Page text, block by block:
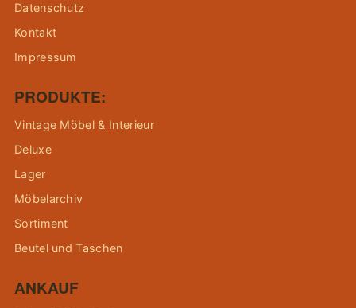
Datenschutz
Kontakt
Impressum
PRODUKTE:
Vintage Möbel & Interieur
Deluxe
Lager
Möbelarchiv
Sortiment
Beutel und Taschen
ANKAUF